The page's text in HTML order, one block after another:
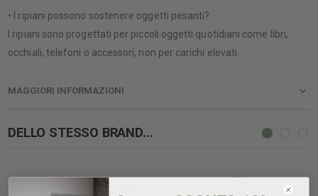
• I ripiani possono sostenere oggetti pesanti?
I ripiani sono progettati per piccoli oggetti quotidiani come libri,
occhiali, telefoni o accessori, non per carichi elevati.
MAGGIORI INFORMAZIONI
DELLO STESSO BRAND...